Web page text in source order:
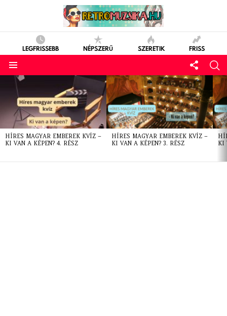
LEGFRISSEBB NÉPSZERŰ SZERETIK FRISS
LATEST
STORIES
HÍRES MAGYAR EMBEREK KVÍZ –
KI VAN A KÉPEN? 4. RÉSZ
HÍRES MAGYAR EMBEREK KVÍZ –
KI VAN A KÉPEN? 3. RÉSZ
KI